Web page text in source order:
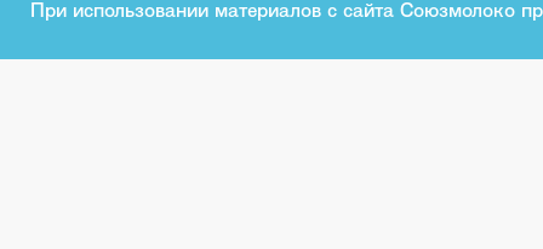
При использовании материалов с сайта Союзмолоко